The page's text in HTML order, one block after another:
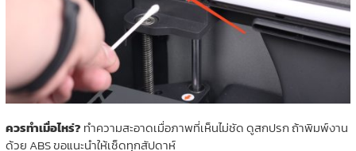
ควรทำเมื่อไหร่? ทำความสะอาดเมื่อภาพที่เห็นไม่ชัด ดูสกปรก ถ้าพิมพ์งาน
ด้วย ABS ขอแนะนำให้เช็ดทุกสัปดาห์